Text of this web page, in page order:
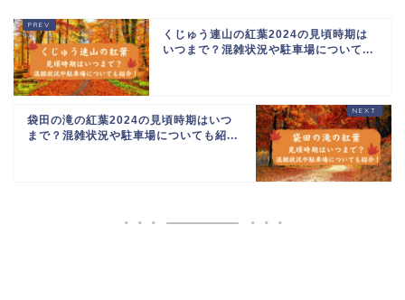
くじゅう連山の紅葉2024の見頃時期は
いつまで？混雑状況や駐車場について...
袋田の滝の紅葉2024の見頃時期はいつ
まで？混雑状況や駐車場についても紹...